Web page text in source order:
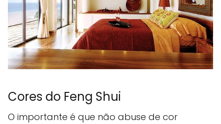
Cores do Feng Shui
O importante é que não abuse de cor